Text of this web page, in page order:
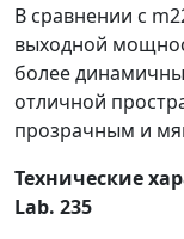
В сравнении с
выходной
более
отличной
прозрачным и
Технические
Lab. 235